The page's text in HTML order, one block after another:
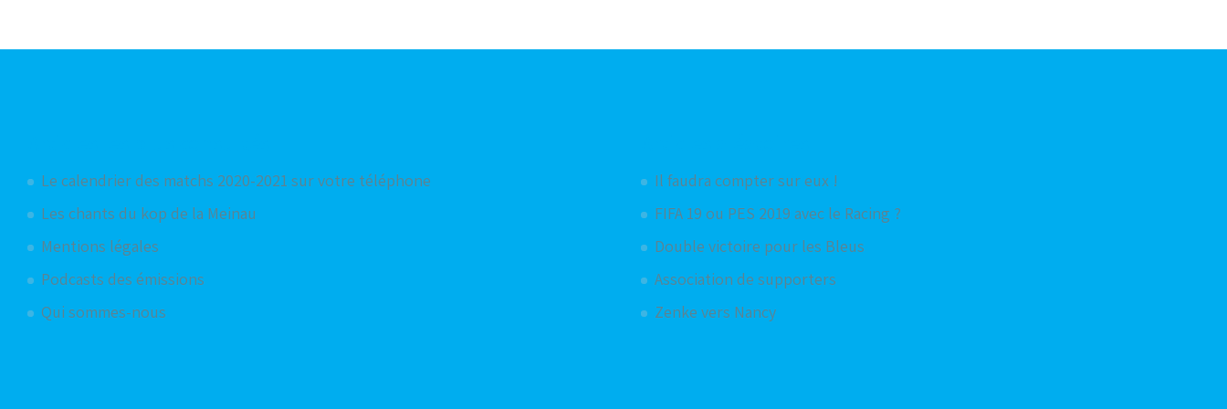
Le calendrier des matchs 2020-2021 sur votre téléphone
Les chants du kop de la Meinau
Mentions légales
Podcasts des émissions
Qui sommes-nous
Il faudra compter sur eux !
FIFA 19 ou PES 2019 avec le Racing ?
Double victoire pour les Bleus
Association de supporters
Zenke vers Nancy